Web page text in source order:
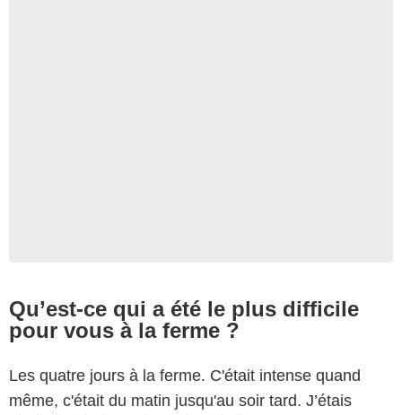
Qu’est-ce qui a été le plus difficile
pour vous à la ferme ?
Les quatre jours à la ferme. C'était intense quand
même, c'était du matin jusqu'au soir tard. J’étais